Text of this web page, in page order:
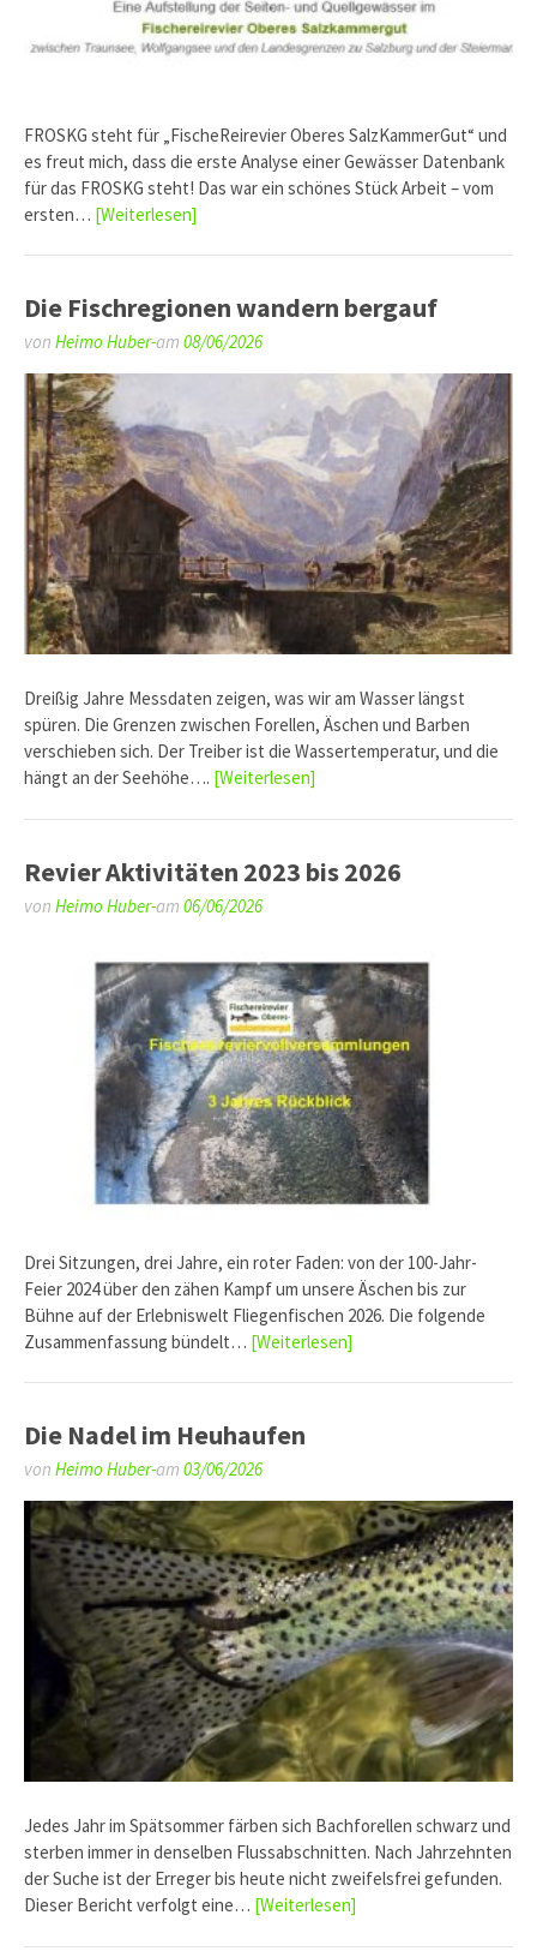
FROSKG steht für „FischeReirevier Oberes SalzKammerGut“ und
es freut mich, dass die erste Analyse einer Gewässer Datenbank
für das FROSKG steht! Das war ein schönes Stück Arbeit – vom
ersten… [Weiterlesen]
Die Fischregionen wandern bergauf
von Heimo Huber-am 08/06/2026
Dreißig Jahre Messdaten zeigen, was wir am Wasser längst
spüren. Die Grenzen zwischen Forellen, Äschen und Barben
verschieben sich. Der Treiber ist die Wassertemperatur, und die
hängt an der Seehöhe…. [Weiterlesen]
Revier Aktivitäten 2023 bis 2026
von Heimo Huber-am 06/06/2026
Drei Sitzungen, drei Jahre, ein roter Faden: von der 100-Jahr-
Feier 2024 über den zähen Kampf um unsere Äschen bis zur
Bühne auf der Erlebniswelt Fliegenfischen 2026. Die folgende
Zusammenfassung bündelt… [Weiterlesen]
Die Nadel im Heuhaufen
von Heimo Huber-am 03/06/2026
Jedes Jahr im Spätsommer färben sich Bachforellen schwarz und
sterben immer in denselben Flussabschnitten. Nach Jahrzehnten
der Suche ist der Erreger bis heute nicht zweifelsfrei gefunden.
Dieser Bericht verfolgt eine… [Weiterlesen]